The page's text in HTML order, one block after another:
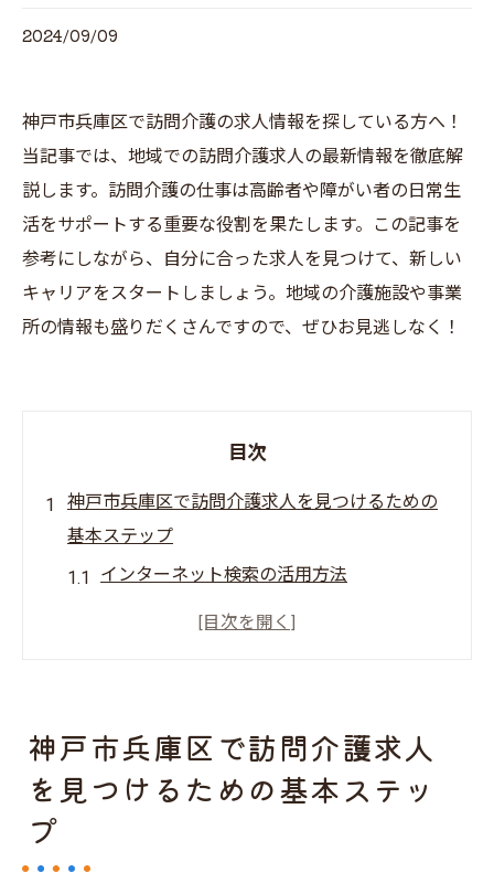
2024/09/09
神戸市兵庫区で訪問介護の求人情報を探している方へ！
当記事では、地域での訪問介護求人の最新情報を徹底解
説します。訪問介護の仕事は高齢者や障がい者の日常生
活をサポートする重要な役割を果たします。この記事を
参考にしながら、自分に合った求人を見つけて、新しい
キャリアをスタートしましょう。地域の介護施設や事業
所の情報も盛りだくさんですので、ぜひお見逃しなく！
目次
神戸市兵庫区で訪問介護求人を見つけるための
基本ステップ
インターネット検索の活用方法
地域の求人サイトをチェックする
求人情報の最新更新を確認する
訪問介護求人を探すための神戸市兵庫区内のリ
神戸市兵庫区で訪問介護求人
を見つけるための基本ステッ
プ